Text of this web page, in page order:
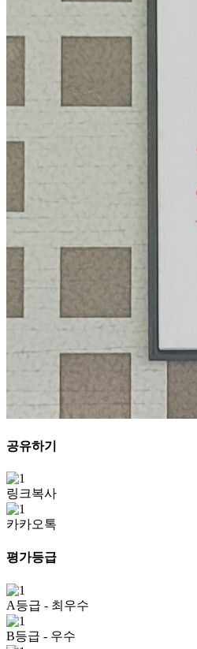
공유하기
링크복사
카카오톡
평가등급
A등급 - 최우수
B등급 - 우수